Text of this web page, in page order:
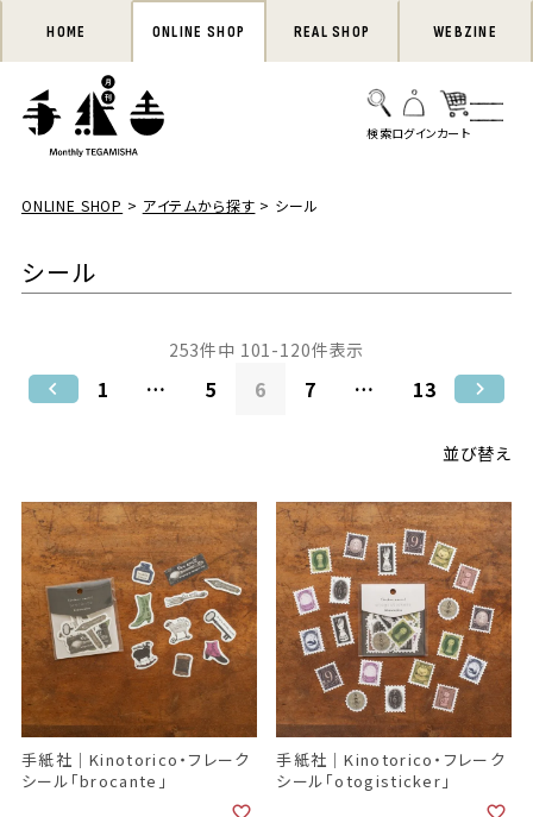
HOME ONLINE SHOP REAL SHOP WEBZINE
ONLINE SHOP アイテムから探す シール
シール
並び替え
253件中 101 -120件表示
1 … 5 6 7 … 13
手紙社｜Kinotorico・フレーク
シール「brocante」
手紙社｜Kinotorico・フレーク
シール「otogisticker」